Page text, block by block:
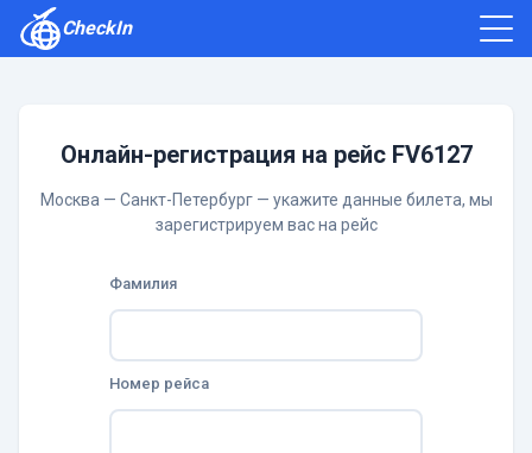
CheckIn
Онлайн-регистрация на рейс FV6127
Москва — Санкт-Петербург — укажите данные билета, мы
зарегистрируем вас на рейс
Фамилия
Номер рейса